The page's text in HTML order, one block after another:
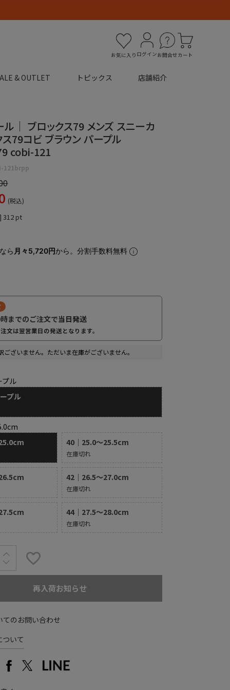
お気に入り ログインお問合せカート
& OUTLET トピックス 店舗紹介
｜ ブロックス79 メンズ スニーカ
79コビ ブラウン パープル
cobi-121
121brpp
税込
312 pt
なら 月々5,720円から。分割手数料無料
までのご注文で当日発送
文は翌営業日の発送となります。
ございません。ただいま在庫がございません。
40｜25.0～25.5cm
在庫切れ
42｜26.5～27.0cm
在庫切れ
44｜27.5～28.0cm
在庫切れ
プル
プル
再入荷お知らせ
てのお問い合わせ
いて